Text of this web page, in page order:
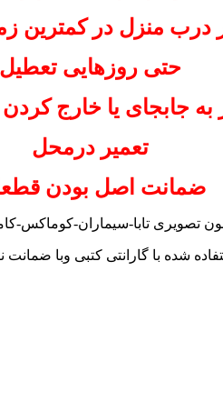
درب منزل در کمترین
حتی روزهایی تعطیل
به جابجای یا خارج
تعمیر درمحل
ضمانت اصل بودن
تصویری تابا-سیماران-کوماکس-
شده با گارانتی کتبی وبا